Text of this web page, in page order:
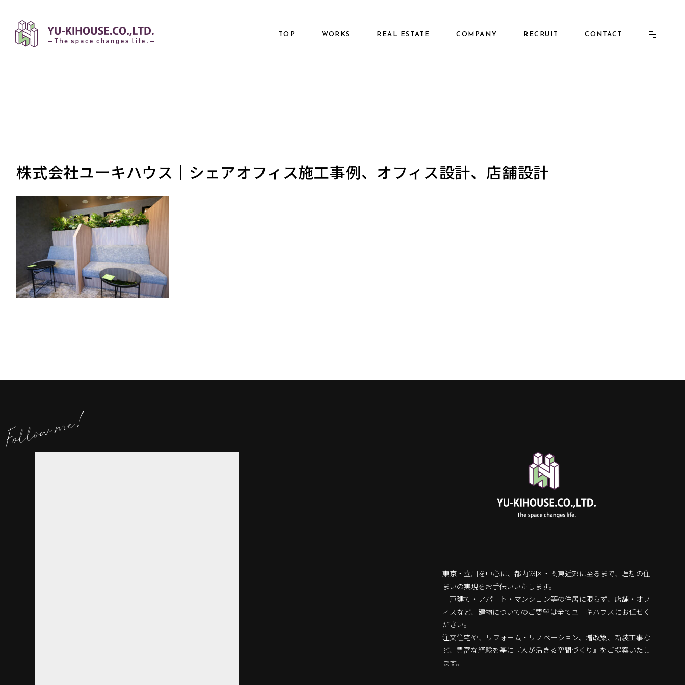
TOP WORKS REAL ESTATE COMPANY RECRUIT CONTACT
株式会社ユーキハウス│シェアオフィス施工事例、オフィス設計、店舗設計
東京・立川を中心に、都内23区・関東近郊に至るまで、理想の住
まいの実現をお手伝いいたします。
一戸建て・アパート・マンション等の住居に限らず、店舗・オフ
ィスなど、建物についてのご要望は全てユーキハウスにお任せく
ださい。
注文住宅や、リフォーム・リノベーション、増改築、新装工事な
ど、豊富な経験を基に『人が活きる空間づくり』をご提案いたし
ます。